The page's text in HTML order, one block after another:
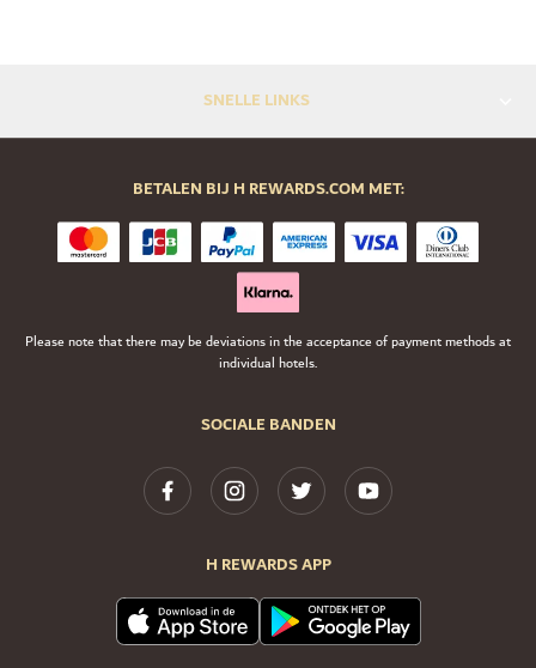
SNELLE LINKS
SOCIALE BANDEN
H REWARDS APP
BETALEN BIJ H REWARDS.COM MET:
Please note that there may be deviations in the acceptance of payment methods at
individual hotels.